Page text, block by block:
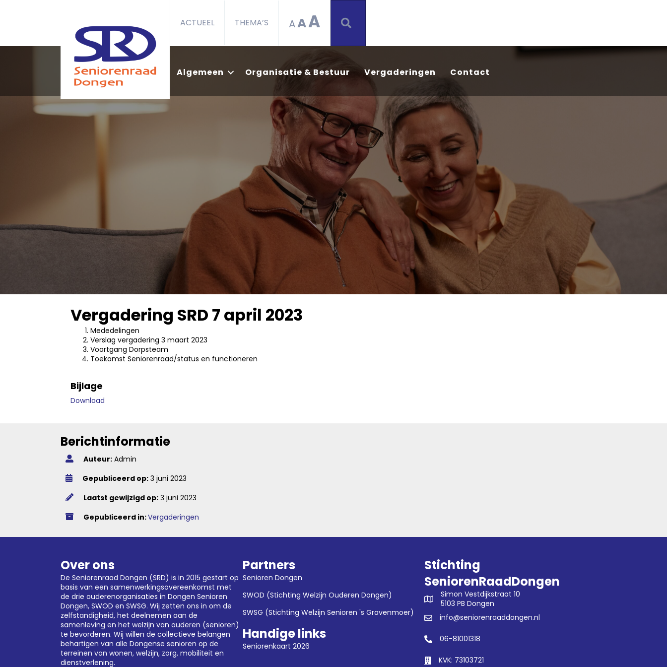
ACTUEEL THEMA’S AAA
Algemeen Organisatie & Bestuur Vergaderingen Contact
Vergadering SRD 7 april 2023
Mededelingen
Verslag vergadering 3 maart 2023
Voortgang Dorpsteam
Toekomst Seniorenraad/status en functioneren
Bijlage
Download
Berichtinformatie
Auteur: Admin
Gepubliceerd op: 3 juni 2023
Laatst gewijzigd op: 3 juni 2023
Gepubliceerd in:Vergaderingen
Over ons
De Seniorenraad Dongen (SRD) is in 2015 gestart op
basis van een samenwerkingsovereenkomst met
de drie ouderenorganisaties in Dongen Senioren
Dongen, SWOD en SWSG. Wij zetten ons in om de
zelfstandigheid, het deelnemen aan de
samenleving en het welzijn van ouderen (senioren)
te bevorderen. Wij willen de collectieve belangen
behartigen van alle Dongense senioren op de
terreinen van wonen, welzijn, zorg, mobiliteit en
dienstverlening.
Partners
Senioren Dongen
SWOD (Stichting Welzijn Ouderen Dongen)
SWSG (Stichting Welzijn Senioren 's Gravenmoer)
Handige links
Seniorenkaart 2026
Stichting
SeniorenRaadDongen
Simon Vestdijkstraat 10
5103 PB Dongen
info@seniorenraaddongen.nl
06-81001318
KVK: 73103721